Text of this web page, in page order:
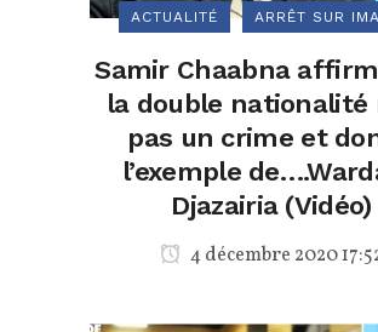
ACTUALITÉ ARRÊT SUR
Samir Chaabna
la double nationalité
pas un crime et
l’exemple
Djazairia (Vidéo)
4 décembre 2020